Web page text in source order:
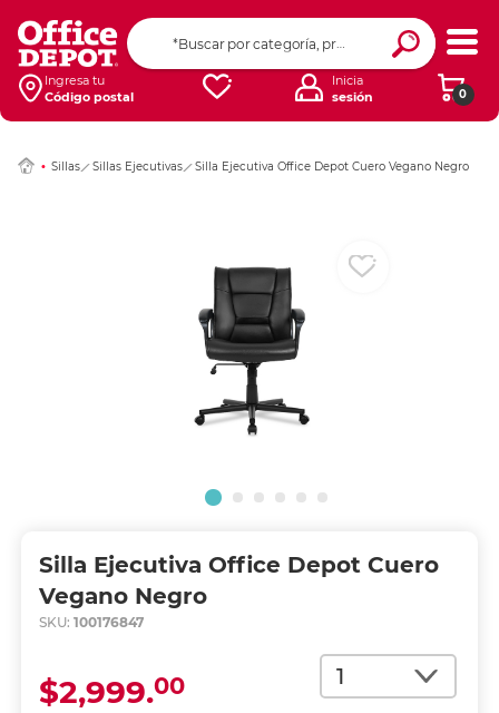
Ingresa tu
Código postal
0
Inicia
sesión
Sillas Sillas Ejecutivas Silla Ejecutiva Office Depot Cuero Vegano Negro
Silla Ejecutiva Office Depot Cuero
Vegano Negro
SKU: 100176847
Cantidad
$2,999.00
Ingresar Codigo